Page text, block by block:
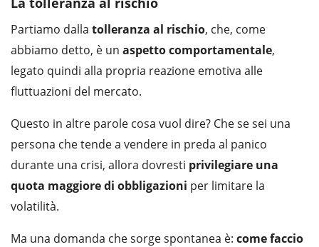
Partiamo dalla tolleranza al rischio, che, come
abbiamo detto, è un aspetto comportamentale,
legato quindi alla propria reazione emotiva alle
fluttuazioni del mercato.
Questo in altre parole cosa vuol dire? Che se sei una
persona che tende a vendere in preda al panico
durante una crisi, allora dovresti privilegiare una
quota maggiore di obbligazioni per limitare la
volatilità.
Ma una domanda che sorge spontanea è: come faccio